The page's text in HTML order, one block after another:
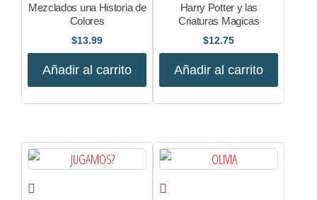
Mezclados una Historia de
Colores
$13.99
Añadir al carrito
Harry Potter y las
Criaturas Magicas
$12.75
Añadir al carrito